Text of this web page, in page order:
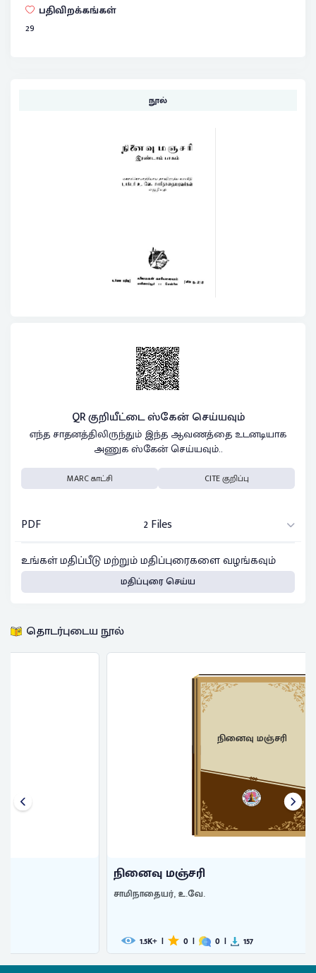
பதிவிறக்கங்கள்
29
நூல்
QR குறியீட்டை ஸ்கேன் செய்யவும்
எந்த சாதனத்திலிருந்தும் இந்த ஆவணத்தை உடனடியாக
அணுக ஸ்கேன் செய்யவும்..
MARC காட்சி CITE குறிப்பு
PDF
2 Files
உங்கள் மதிப்பீடு மற்றும் மதிப்புரைகளை வழங்கவும்
மதிப்புரை செய்ய
தொடர்புடைய நூல்
0 | 157